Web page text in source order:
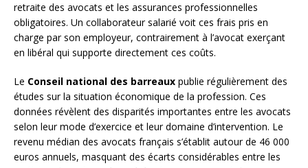
retraite des avocats et les assurances professionnelles
obligatoires. Un collaborateur salarié voit ces frais pris en
charge par son employeur, contrairement à l’avocat exerçant
en libéral qui supporte directement ces coûts.
Le Conseil national des barreaux publie régulièrement des
études sur la situation économique de la profession. Ces
données révèlent des disparités importantes entre les avocats
selon leur mode d’exercice et leur domaine d’intervention. Le
revenu médian des avocats français s’établit autour de 46 000
euros annuels, masquant des écarts considérables entre les